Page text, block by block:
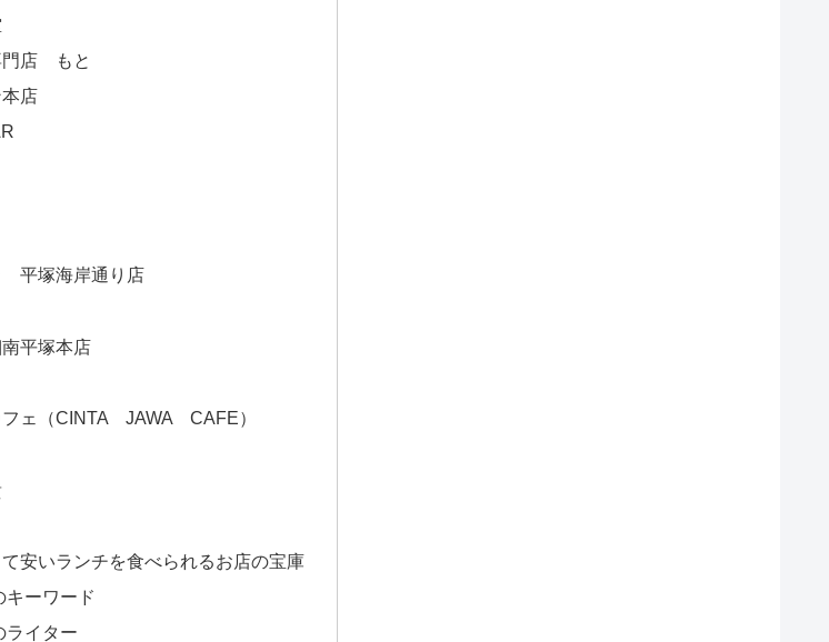
門店 もと
店
平塚海岸通り店
平塚本店
フェ（CINTA JAWA CAFE）
安いランチを食べられるお店の宝庫
キーワード
ライター